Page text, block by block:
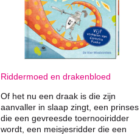
Riddermoed en drakenbloed
Of het nu een draak is die zijn
aanvaller in slaap zingt, een prinses
die een gevreesde toernooiridder
wordt, een meisjesridder die een